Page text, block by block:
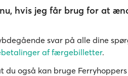
hvis jeg får brug for at
svar på alle dine
af færgebilletter.
du også kan bruge